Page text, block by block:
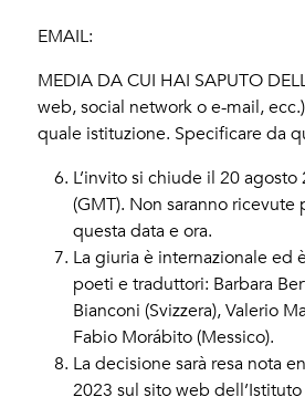
EMAIL:
MEDIA DA CUI HAI SAPUTO
web, social network o e-mail,
quale istituzione. Specificare da
L’invito si chiude il 20
(GMT). Non saranno
questa data e ora.
La giuria è internazionale ed
poeti e traduttori: Barbara
Bianconi (Svizzera), Valerio
Fabio Morábito (Messico).
La decisione sarà resa nota
2023 sul sito web